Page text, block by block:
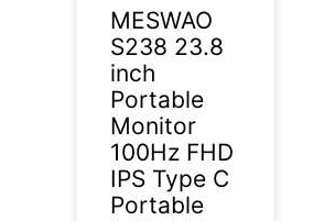
MESWAO
S238 23.8
inch
Portable
Monitor
100Hz FHD
IPS Type C
Portable